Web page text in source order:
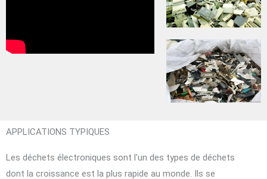
APPLICATIONS TYPIQUES
Les déchets électroniques sont l'un des types de déchets
dont la croissance est la plus rapide au monde. Ils se